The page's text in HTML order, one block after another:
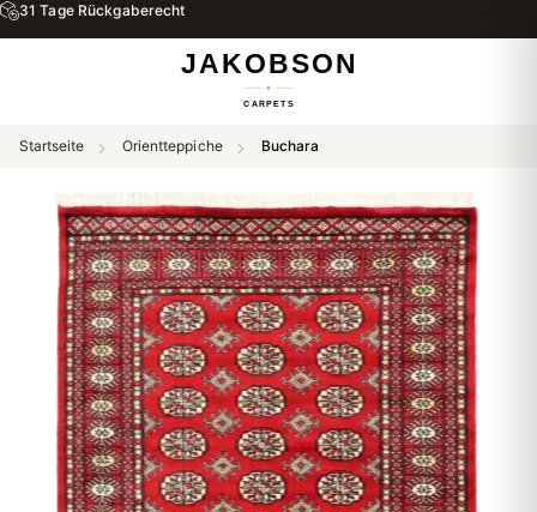
31 Tage Rückgaberecht
Startseite Orientteppiche Buchara